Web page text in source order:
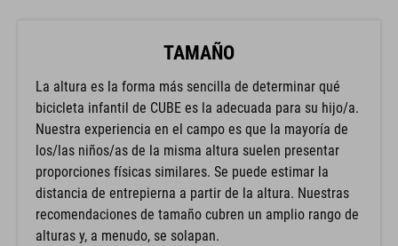
TAMAÑO
La altura es la forma más sencilla de determinar qué
bicicleta infantil de CUBE es la adecuada para su hijo/a.
Nuestra experiencia en el campo es que la mayoría de
los/las niños/as de la misma altura suelen presentar
proporciones físicas similares. Se puede estimar la
distancia de entrepierna a partir de la altura. Nuestras
recomendaciones de tamaño cubren un amplio rango de
alturas y, a menudo, se solapan.